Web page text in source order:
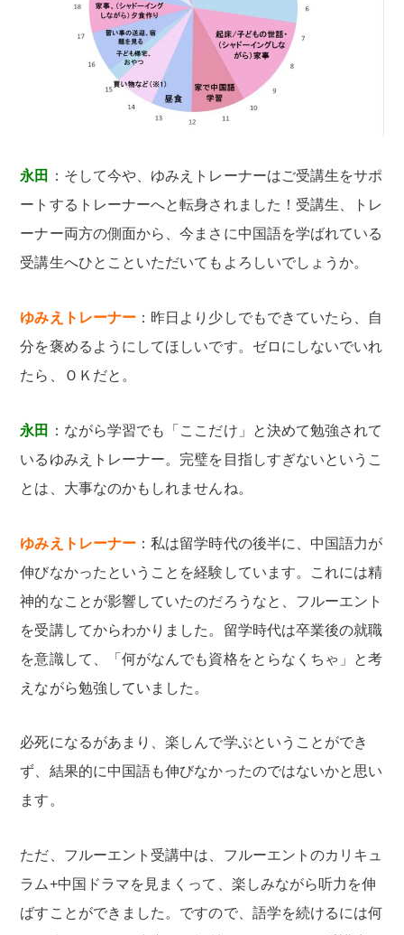
永田
：そして今や、ゆみえトレーナーはご受講生をサポ
ートするトレーナーへと転身されました！受講生、トレ
ーナー両方の側面から、今まさに中国語を学ばれている
受講生へひとこといただいてもよろしいでしょうか。
ゆみえトレーナー ：昨日より少しでもできていたら、自
分を褒めるようにしてほしいです。ゼロにしないでいれ
たら、ＯＫだと。
永田
：ながら学習でも「ここだけ」と決めて勉強されて
いるゆみえトレーナー。完璧を目指しすぎないというこ
とは、大事なのかもしれませんね。
ゆみえトレーナー ：私は留学時代の後半に、中国語力が
伸びなかったということを経験しています。これには精
神的なことが影響していたのだろうなと、フルーエント
を受講してからわかりました。留学時代は卒業後の就職
を意識して、「何がなんでも資格をとらなくちゃ」と考
えながら勉強していました。
必死になるがあまり、楽しんで学ぶということができ
ず、結果的に中国語も伸びなかったのではないかと思い
ます。
ただ、フルーエント受講中は、フルーエントのカリキュ
ラム+中国ドラマを見まくって、楽しみながら听力を伸
ばすことができました。ですので、語学を続けるには何